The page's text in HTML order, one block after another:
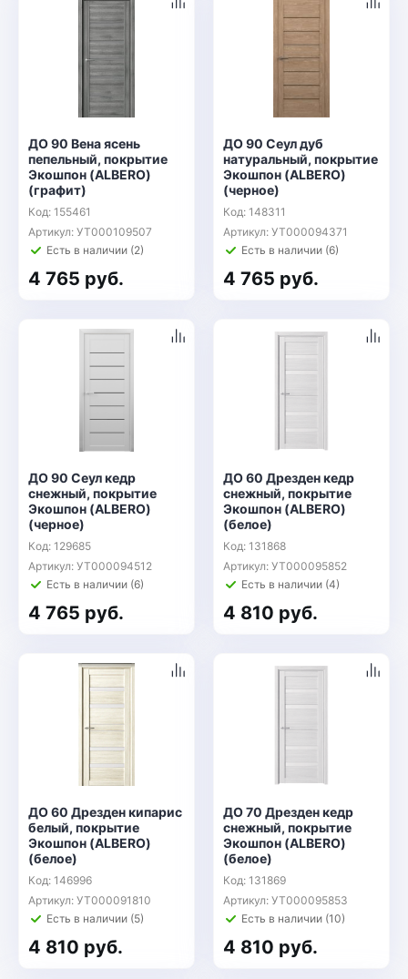
ДО 90 Вена ясень
пепельный, покрытие
Экошпон (ALBERO)
(графит)
Код: 155461
Артикул: УТ000109507
Есть в наличии (2)
4 765 руб.
ДО 90 Сеул дуб
натуральный, покрытие
Экошпон (ALBERO)
(черное)
Код: 148311
Артикул: УТ000094371
Есть в наличии (6)
4 765 руб.
ДО 90 Сеул кедр
снежный, покрытие
Экошпон (ALBERO)
(черное)
Код: 129685
Артикул: УТ000094512
Есть в наличии (6)
4 765 руб.
ДО 60 Дрезден кедр
снежный, покрытие
Экошпон (ALBERO)
(белое)
Код: 131868
Артикул: УТ000095852
Есть в наличии (4)
4 810 руб.
ДО 60 Дрезден кипарис
белый, покрытие
Экошпон (ALBERO)
(белое)
Код: 146996
Артикул: УТ000091810
Есть в наличии (5)
4 810 руб.
ДО 70 Дрезден кедр
снежный, покрытие
Экошпон (ALBERO)
(белое)
Код: 131869
Артикул: УТ000095853
Есть в наличии (10)
4 810 руб.